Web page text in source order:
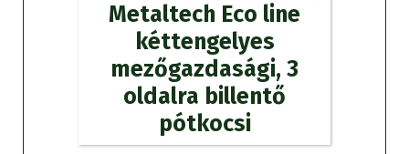
Metaltech Eco line
kéttengelyes
mezőgazdasági, 3
oldalra billentő
pótkocsi